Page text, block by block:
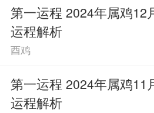
烦，还是挺让人头疼的。
另外1969年出生的属
特别爱生气，经常为了
长一段时间，这样特别
第一运程 2024年属鸡12
运程解析
酉鸡
第一运程 2024年属鸡11
运程解析